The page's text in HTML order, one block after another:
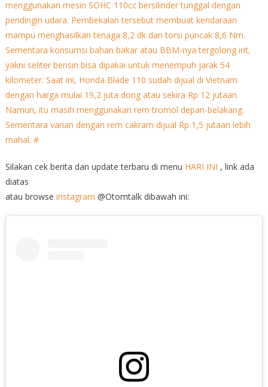
Silakan cek berita dan update terbaru di menu HARI INI , link ada
diatas
atau browse instagram @Otomtalk dibawah ini: